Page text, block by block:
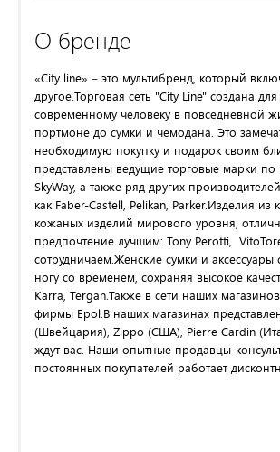
О бренде
«City line» – это мультибренд, который
другое.Торговая сеть "City Line" создана
современному человеку в повседневной
портмоне до сумки и чемодана. Это
необходимую покупку и подарок своим
представлены ведущие торговые марки по
SkyWay, а также ряд других
как Faber-Castell, Pelikan, Parker.Изделия
кожаных изделий мирового уровня,
предпочтение лучшим: Tony Perotti,
сотрудничаем.Женские сумки и
ногу со временем, сохраняя высокое
Karra, Tergan.Также в сети наших
фирмы Epol.В наших магазинах
(Швейцария), Zippo (США), Pierre Cardin
ждут вас. Наши опытные продавцы-
постоянных покупателей работает